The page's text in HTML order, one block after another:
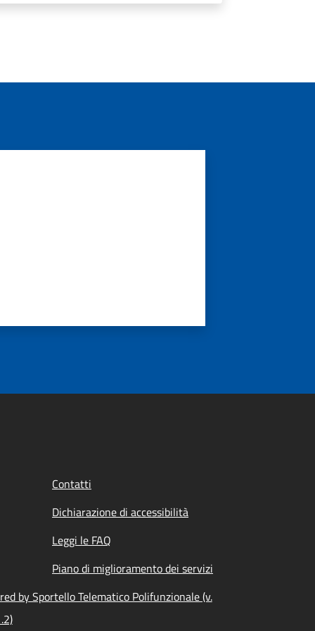
Contatti
Dichiarazione di accessibilità
Leggi le FAQ
Piano di miglioramento dei servizi
by Sportello Telematico Polifunzionale (v.